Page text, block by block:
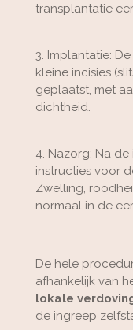
transplantatie
3. Implantatie:
kleine incisies
geplaatst, met
dichtheid.
4. Nazorg: Na
instructies voor
Zwelling,
normaal in de
De hele
afhankelijk van
lokale
de ingreep